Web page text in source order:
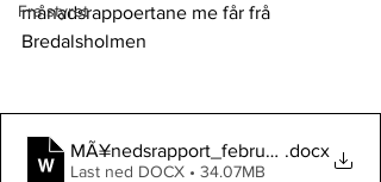
Fra styret
månadsrappoertane me får frå
Bredalsholmen
MÃ¥nedsrapport_februar_2020
.docx
Last ned DOCX • 34.07MB